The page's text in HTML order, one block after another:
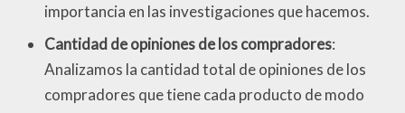
importancia en las investigaciones que hacemos.
Cantidad de opiniones de los compradores:
Analizamos la cantidad total de opiniones de los
compradores que tiene cada producto de modo